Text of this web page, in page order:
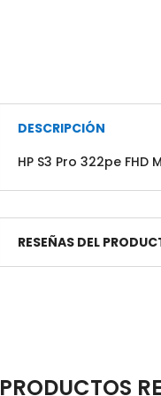
DESCRIPCIÓN
HP S3 Pro 322pe FHD
RESEÑAS DEL
PRODUCTOS